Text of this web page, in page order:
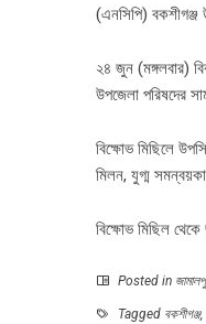
(এনসিপি) বকশীগঞ্জ
২৪ জুন (মঙ্গলবার)
উপজেলা পরিষদের
বিক্ষোভ মিছিলে
মিলন, যুগ্ম
বিক্ষোভ মিছিল থেকে
Posted in
Tagged বকশীগঞ্জ,